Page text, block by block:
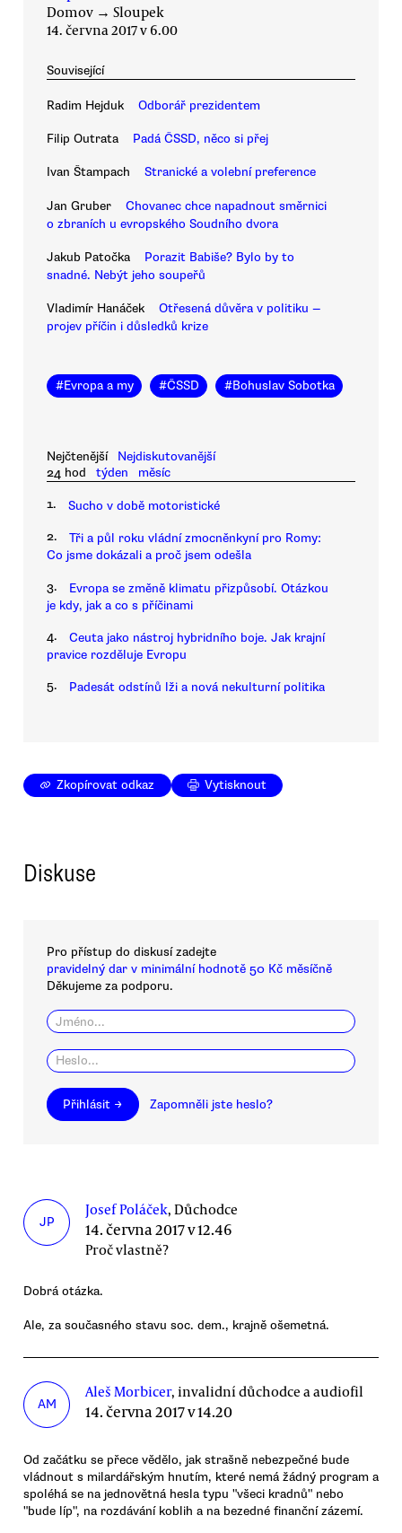
Domov → Sloupek
14. června 2017 v 6.00
Související
Radim Hejduk Odborář prezidentem
Filip Outrata Padá ČSSD, něco si přej
Ivan Štampach Stranické a volební preference
Jan Gruber
Chovanec chce napadnout směrnici
o zbraních u evropského Soudního dvora
Jakub Patočka
Porazit Babiše? Bylo by to
snadné. Nebýt jeho soupeřů
Vladimír Hanáček
Otřesená důvěra v politiku —
projev příčin i důsledků krize
#Evropa a my #ČSSD #Bohuslav Sobotka
Nejčtenější
Nejdiskutovanější
24 hod
týden měsíc
1. Sucho v době motoristické
2.
Tři a půl roku vládní zmocněnkyní pro Romy:
Co jsme dokázali a proč jsem odešla
3.
Evropa se změně klimatu přizpůsobí. Otázkou
je kdy, jak a co s příčinami
4.
Ceuta jako nástroj hybridního boje. Jak krajní
pravice rozděluje Evropu
5. Padesát odstínů lži a nová nekulturní politika
Zkopírovat odkaz Vytisknout
Diskuse
Pro přístup do diskusí zadejte
pravidelný dar v minimální hodnotě 50 Kč měsíčně
Děkujeme za podporu.
Přihlásit → Zapomněli jste heslo?
JP
Josef Poláček, Důchodce
14. června 2017 v 12.46
Proč vlastně?
Dobrá otázka.
Ale, za současného stavu soc. dem., krajně ošemetná.
AM
Aleš Morbicer, invalidní důchodce a audiofil
14. června 2017 v 14.20
Od začátku se přece vědělo, jak strašně nebezpečné bude
vládnout s milardářským hnutím, které nemá žádný program a
spoléhá se na jednovětná hesla typu "všeci kradnů" nebo
"bude líp", na rozdávání koblih a na bezedné finanční zázemí.